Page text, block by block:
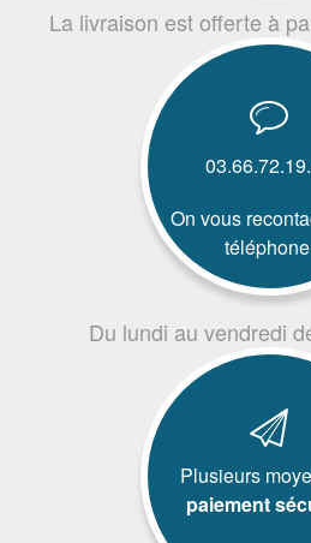
La livraison est offerte à
On vous
Du lundi au vendredi
Plusieurs
paiement